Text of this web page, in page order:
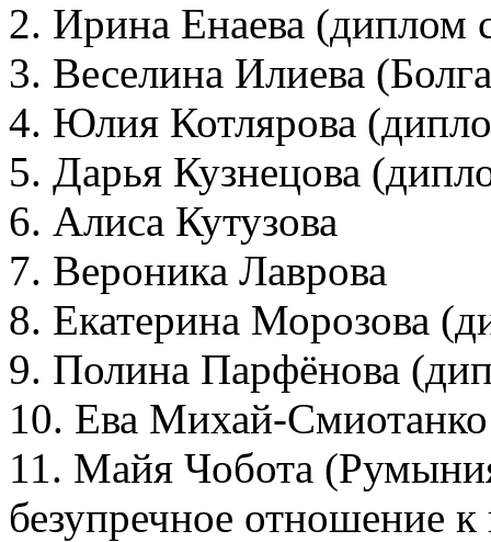
2. Ирина Енаева (диплом
3. Веселина Илиева
4. Юлия Котлярова
5. Дарья Кузнецова
6. Алиса Кутузова
7. Вероника Лаврова
8. Екатерина Морозова
9. Полина Парфёнова
10. Ева Михай-Смиотанко
11. Майя Чобота
безупречное отношение к